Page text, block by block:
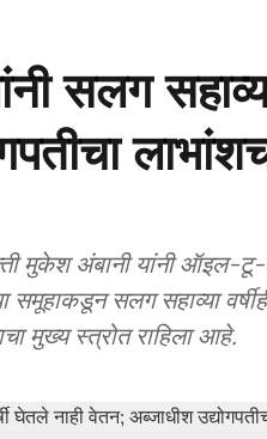
सलग
मुकेश अंबानी यांनी ऑइल-
समूहाकडून सलग सहाव्या
मुख्य स्त्रोत राहिला आहे.